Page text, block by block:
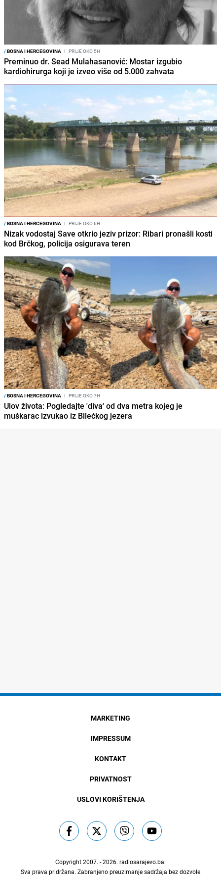
/BOSNA I HERCEGOVINA I PRIJE OKO 5H
Preminuo dr. Sead Mulahasanović: Mostar izgubio
kardiohirurga koji je izveo više od 5.000 zahvata
/BOSNA I HERCEGOVINA I PRIJE OKO 6H
Nizak vodostaj Save otkrio jeziv prizor: Ribari pronašli kosti
kod Brčkog, policija osigurava teren
/BOSNA I HERCEGOVINA I PRIJE OKO 7H
Ulov života: Pogledajte 'diva' od dva metra kojeg je
muškarac izvukao iz Bilećkog jezera
MARKETING
IMPRESSUM
KONTAKT
PRIVATNOST
USLOVI KORIŠTENJA
Copyright 2007. - 2026. radiosarajevo.ba.
Sva prava pridržana. Zabranjeno preuzimanje sadržaja bez dozvole